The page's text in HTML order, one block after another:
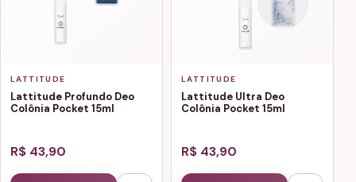
LATTITUDE
Lattitude Profundo Deo
Colônia Pocket 15ml
R$ 43,90
LATTITUDE
Lattitude Ultra Deo
Colônia Pocket 15ml
R$ 43,90